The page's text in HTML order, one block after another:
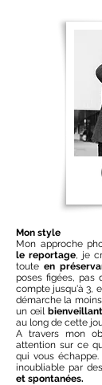
Mon style
Mon approche
le reportage, je
toute en
poses figées, pas
compte jusqu'à 3,
démarche la
un œil
au long de cette
A travers mon
attention sur ce
qui vous
inoubliable par
et spontanées.